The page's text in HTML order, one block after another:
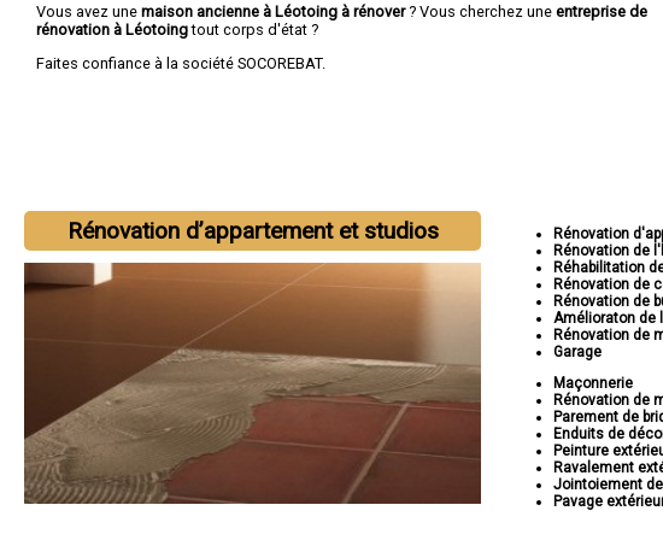
Vous avez une maison ancienne à Léotoing à rénover? Vous cherchez une entreprise de
rénovation à Léotoingtout corps d'état ?
Faites confiance à la société SOCOREBAT.
Rénovation d’appartement et studios
Rénovation
Rénovation de
Réhabilitation
Rénovation de
Rénovation de
Amélioraton de
Rénovation de
Garage
Maçonnerie
Rénovation de
Parement de
Enduits de
Peinture
Ravalement
Jointoiement
Pavage